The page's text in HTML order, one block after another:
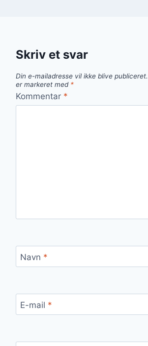
Skriv et svar
Din e-mailadresse vil ikke blive publiceret.
er markeret med *
Kommentar *
Navn *
E-mail *